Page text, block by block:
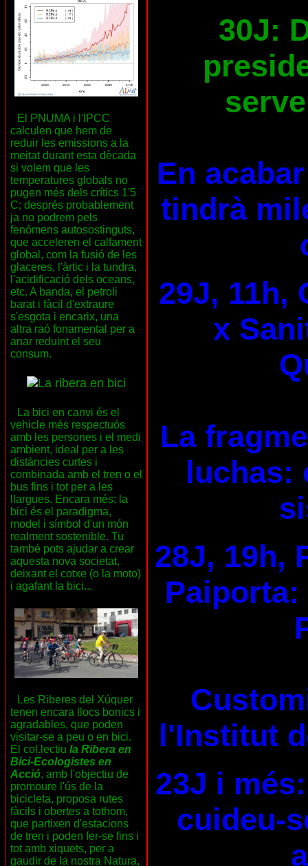
El PNUMA i l'IPCC
calculen que hem de
reduir les emissions a la
meitat durant esta dècada
si volem que les
temperatures globals no
pugen més dels crítics 1'5
C; després probablement
ja no podrem pels
fenòmens autosostinguts,
que acceleren el calfament
global, com la fusió de les
glaceres, l'àrtic i la tundra,
l'acidificació dels oceans,
etc. A banda, el petroli
barat i fàcil d'extraure
s'esgota i encarix, una
altra raó fonamental per a
anar reduint el seu
consum.
La bici en canvi és el
vehicle més respectuós
amb les persones i el medi
ambient, ideal per a les
distàncies curtes i
combinada amb el tren o el
bus fins i tot per a les
llargues. Encara més: la
bici és el paradigma,
model i símbol d'un món
realment sostenible. Tu
també pots ajudar a crear
aquesta nova societat,
deixant el cotxe (o la moto)
i agafant la bici...
Les Riberes del Xúquer
tenen encara llocs bonics i
agradables, que poden
visitar-se a peu o en bici.
El col.lectiu la Ribera en
Bici-Ecologistes en
Acció, amb l'objectiu de
promoure l'ús de la
bicicleta, proposa rutes
fàcils i obertes a tothom,
que partixen d'estacions
de tren i poden fer-se fins i
tot amb xiquets, per a
gaudir de la nostra Natura,
30J:
En
tindrà
29J, 11h,
x
La
luchas:
28J, 19h,
Paiporta:
l'Institut
23J i
cuideu-